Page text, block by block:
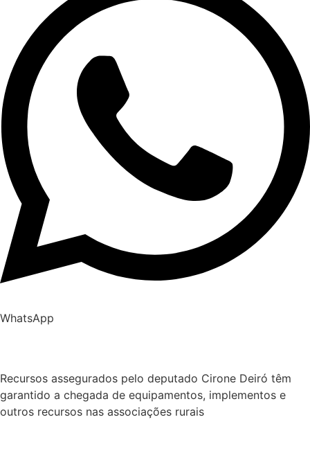
WhatsApp
Recursos assegurados pelo deputado Cirone Deiró têm
garantido a chegada de equipamentos, implementos e
outros recursos nas associações rurais